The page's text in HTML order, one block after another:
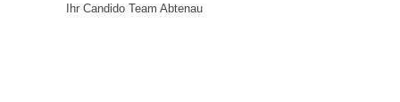
Ihr Candido Team Abtenau